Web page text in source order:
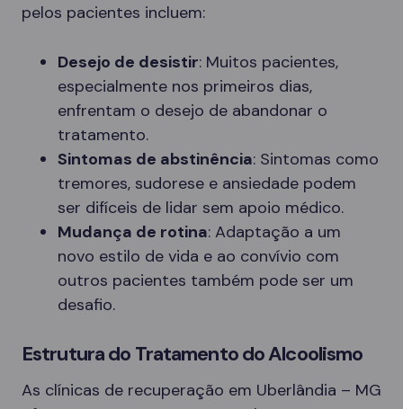
pelos pacientes incluem:
Desejo de desistir: Muitos pacientes,
especialmente nos primeiros dias,
enfrentam o desejo de abandonar o
tratamento.
Sintomas de abstinência: Sintomas como
tremores, sudorese e ansiedade podem
ser difíceis de lidar sem apoio médico.
Mudança de rotina: Adaptação a um
novo estilo de vida e ao convívio com
outros pacientes também pode ser um
desafio.
Estrutura do Tratamento do Alcoolismo
As clínicas de recuperação em Uberlândia – MG